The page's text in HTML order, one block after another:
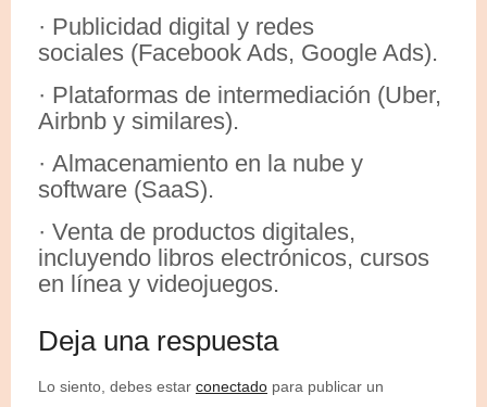
· Publicidad digital y redes
sociales (Facebook Ads, Google Ads).
· Plataformas de intermediación (Uber,
Airbnb y similares).
· Almacenamiento en la nube y
software (SaaS).
· Venta de productos digitales,
incluyendo libros electrónicos, cursos
en línea y videojuegos.
Deja una respuesta
Lo siento, debes estar conectado para publicar un